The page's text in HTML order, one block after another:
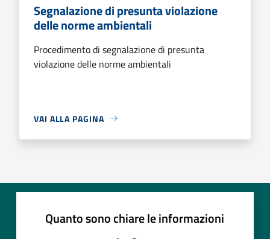
Segnalazione di presunta violazione
delle norme ambientali
Procedimento di segnalazione di presunta
violazione delle norme ambientali
VAI ALLA PAGINA
Quanto sono chiare le informazioni